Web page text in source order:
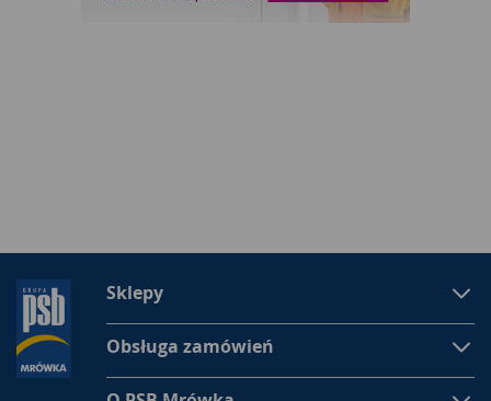
Sklepy
Obsługa zamówień